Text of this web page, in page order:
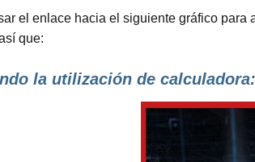
el enlace hacia el siguiente gráfico
que:
la utilización de calculadora: